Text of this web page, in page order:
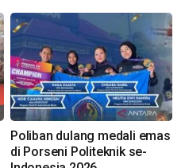
Poliban dulang medali emas
di Porseni Politeknik se-